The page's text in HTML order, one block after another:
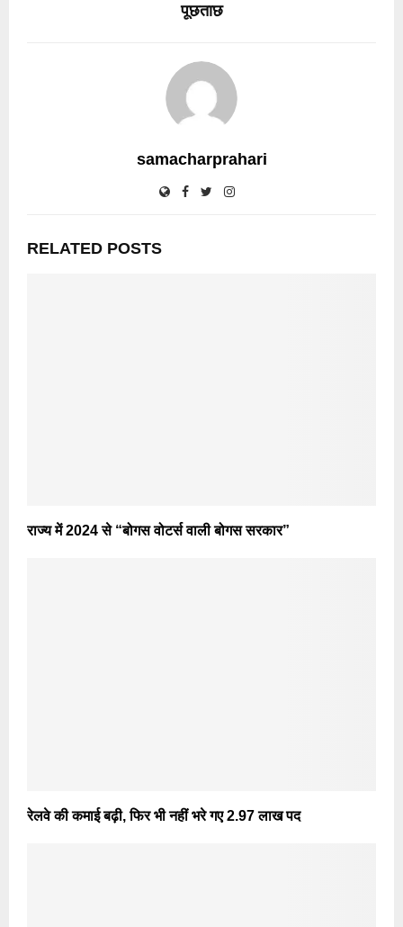
पूछताछ
samacharprahari
RELATED POSTS
राज्य में 2024 से “बोगस वोटर्स वाली बोगस सरकार”
रेलवे की कमाई बढ़ी, फिर भी नहीं भरे गए 2.97 लाख पद